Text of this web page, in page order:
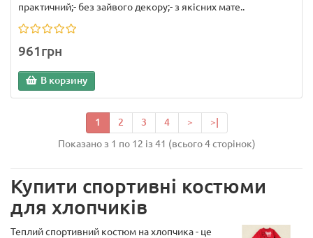
практичний;- без зайвого декору;- з якісних мате..
961грн
В корзину
1 2 3 4 >
>|
Показано з 1 по 12 із 41 (всього 4 сторінок)
Купити спортивні костюми
для хлопчиків
Теплий спортивний костюм на хлопчика - це